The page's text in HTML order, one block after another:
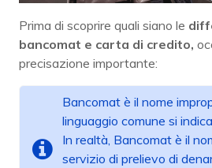
Prima di scoprire quali siano le
bancomat e carta di credito,
precisazione importante:
Bancomat è il nome
linguaggio comune si
In realtà, Bancomat è il
servizio di prelievo di